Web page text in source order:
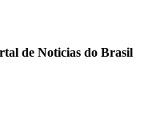
de Noticias do Brasil